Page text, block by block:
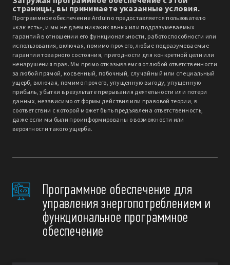
страницы, вы принимаете указанные условия.
Программное обеспечение Arduino предоставляется пользователю
«как есть», и мы не даем никаких явных или подразумеваемых
гарантий в отношении его функциональности, работоспособности или
использования, включая, помимо прочего, любые подразумеваемые
гарантии товарного состояния, пригодности для конкретной цели или
ненарушения прав. Мы прямо отказываемся от любой ответственности
за любой прямой, косвенный, побочный, случайный или специальный
ущерб, включая, помимо прочего, упущенную выгоду, упущенную
прибыль, убытки в результате прерывания деятельности или потери
данных, независимо от формы действия или правовой теории, в
соответствии с которой может быть предъявлена ответственность,
даже если мы были проинформированы о возможности или
вероятности такого ущерба.
Программное обеспечение для
управления энергопотреблением и
функциональное программное
обеспечение